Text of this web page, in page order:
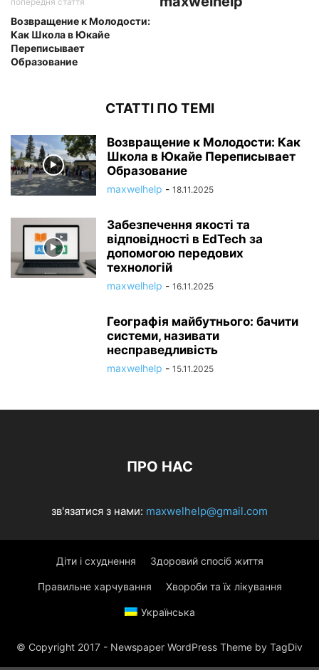
Возвращение к Молодости:
Как Школа в Юкайе
Переписывает
Образование
СТАТТІ ПО ТЕМІ
Возвращение к Молодости: Как
Школа в Юкайе Переписывает
Образование
maxwelhelp - 18.11.2025
Забезпечення якості та
відповідності в EdTech за
допомогою передових
технологій
maxwelhelp - 16.11.2025
Географія майбутнього: бачити
системи, називати
несправедливість
maxwelhelp - 15.11.2025
ПРО НАС
зв'язатися з нами: maxwelhelp@gmail.com
Діти і схуднення Здоровий спосіб життя
Правильне харчування Хвороби та їх лікування
Українська
© Copyright 2017 - Newspaper WordPress Theme by TagDiv